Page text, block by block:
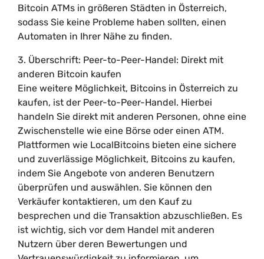
Bitcoin ATMs in größeren Städten in Österreich,
sodass Sie keine Probleme haben sollten, einen
Automaten in Ihrer Nähe zu finden.
3. Überschrift: Peer-to-Peer-Handel: Direkt mit
anderen Bitcoin kaufen
Eine weitere Möglichkeit, Bitcoins in Österreich zu
kaufen, ist der Peer-to-Peer-Handel. Hierbei
handeln Sie direkt mit anderen Personen, ohne eine
Zwischenstelle wie eine Börse oder einen ATM.
Plattformen wie LocalBitcoins bieten eine sichere
und zuverlässige Möglichkeit, Bitcoins zu kaufen,
indem Sie Angebote von anderen Benutzern
überprüfen und auswählen. Sie können den
Verkäufer kontaktieren, um den Kauf zu
besprechen und die Transaktion abzuschließen. Es
ist wichtig, sich vor dem Handel mit anderen
Nutzern über deren Bewertungen und